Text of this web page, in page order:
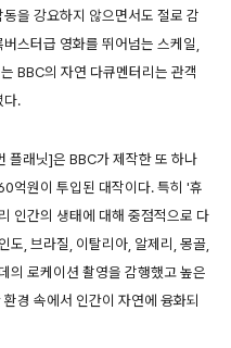
을 강요하지 않으면서도 절로 감
스터급 영화를 뛰어넘는 스케일,
BBC의 자연 다큐멘터리는 관객
다.
플래닛]은 BBC가 제작한 또 하나
억원이 투입된 대작이다. 특히 '휴
인간의 생태에 대해 중점적으로 다
도, 브라질, 이탈리아, 알제리, 몽골,
로케이션 촬영을 감행했고 높은
경 속에서 인간이 자연에 융화되